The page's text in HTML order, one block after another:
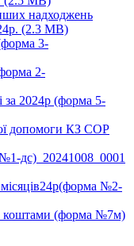
надходжень
(2.3 MB)
3-
2-
за 2024р (форма 5-
допомоги КЗ СОР
дс)_20241008_0001
місяців24р(форма №2-
коштами (форма №7м)